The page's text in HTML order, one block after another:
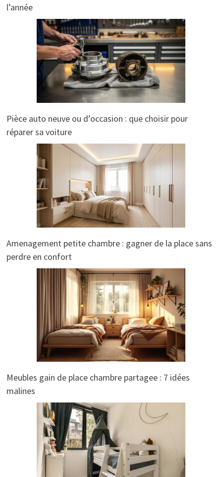
l’année
Pièce auto neuve ou d’occasion : que choisir pour
réparer sa voiture
Amenagement petite chambre : gagner de la place sans
perdre en confort
Meubles gain de place chambre partagee : 7 idées
malines